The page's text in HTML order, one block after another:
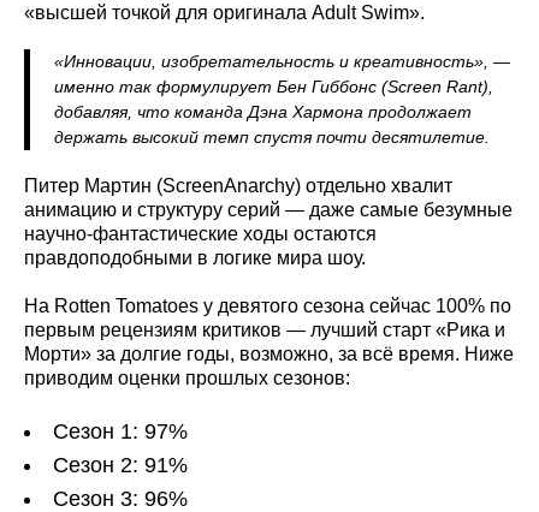
«высшей точкой для оригинала Adult Swim».
«Инновации, изобретательность и креативность», —
именно так формулирует Бен Гиббонс (Screen Rant),
добавляя, что команда Дэна Хармона продолжает
держать высокий темп спустя почти десятилетие.
Питер Мартин (ScreenAnarchy) отдельно хвалит
анимацию и структуру серий — даже самые безумные
научно‑фантастические ходы остаются
правдоподобными в логике мира шоу.
На Rotten Tomatoes у девятого сезона сейчас 100% по
первым рецензиям критиков — лучший старт «Рика и
Морти» за долгие годы, возможно, за всё время. Ниже
приводим оценки прошлых сезонов:
Сезон 1: 97%
Сезон 2: 91%
Сезон 3: 96%